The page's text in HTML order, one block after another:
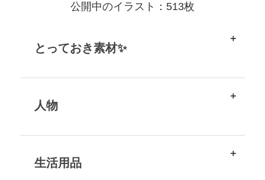
公開中のイラスト：513枚
とっておき素材✨
人物
生活用品